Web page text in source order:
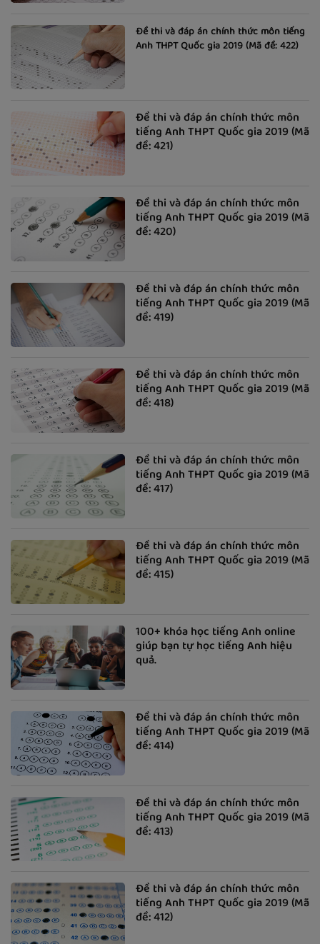
Đề thi và đáp án chính thức môn tiếng
Anh THPT Quốc gia 2019 (Mã đề: 422)
Đề thi và đáp án chính thức môn
tiếng Anh THPT Quốc gia 2019 (Mã
đề: 421)
Đề thi và đáp án chính thức môn
tiếng Anh THPT Quốc gia 2019 (Mã
đề: 420)
Đề thi và đáp án chính thức môn
tiếng Anh THPT Quốc gia 2019 (Mã
đề: 419)
Đề thi và đáp án chính thức môn
tiếng Anh THPT Quốc gia 2019 (Mã
đề: 418)
Đề thi và đáp án chính thức môn
tiếng Anh THPT Quốc gia 2019 (Mã
đề: 417)
Đề thi và đáp án chính thức môn
tiếng Anh THPT Quốc gia 2019 (Mã
đề: 415)
100+ khóa học tiếng Anh online
giúp bạn tự học tiếng Anh hiệu
quả.
Đề thi và đáp án chính thức môn
tiếng Anh THPT Quốc gia 2019 (Mã
đề: 414)
Đề thi và đáp án chính thức môn
tiếng Anh THPT Quốc gia 2019 (Mã
đề: 413)
Đề thi và đáp án chính thức môn
tiếng Anh THPT Quốc gia 2019 (Mã
đề: 412)